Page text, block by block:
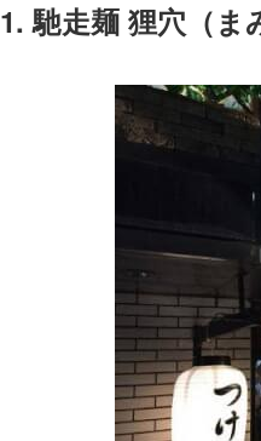
1. 馳走麺 狸穴（ま